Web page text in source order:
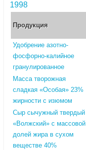
1998
Продукция
Удобрение азотно-
фосфорно-калийное
гранулированное
Масса творожная
сладкая «Особая» 23%
жирности с изюмом
Сыр сычужный твердый
«Волжский» с массовой
долей жира в сухом
веществе 40%